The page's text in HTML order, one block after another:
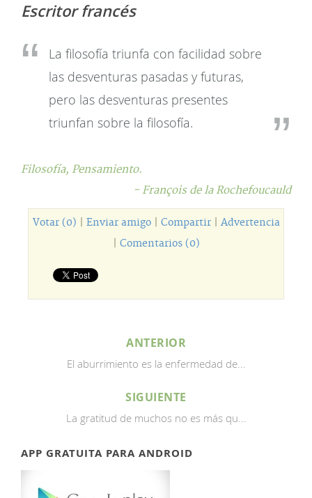
Escritor francés
La filosofía triunfa con facilidad sobre
las desventuras pasadas y futuras,
pero las desventuras presentes
triunfan sobre la filosofía.
Filosofía, Pensamiento.
- François de la Rochefoucauld
Votar (0) Enviar amigo| Compartir| Advertencia
Comentarios (0)
ANTERIOR
El aburrimiento es la enfermedad de...
SIGUIENTE
La gratitud de muchos no es más qu...
APP GRATUITA PARA ANDROID